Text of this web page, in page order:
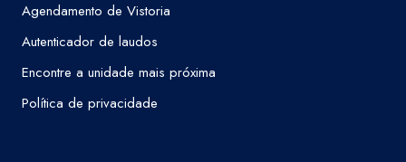
Agendamento de Vistoria
Autenticador de laudos
Encontre a unidade mais próxima
Política de privacidade